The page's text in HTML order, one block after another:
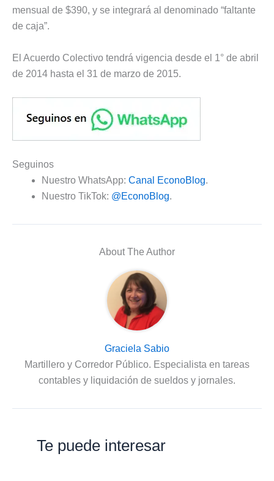
mensual de $390, y se integrará al denominado “faltante
de caja”.
El Acuerdo Colectivo tendrá vigencia desde el 1° de abril
de 2014 hasta el 31 de marzo de 2015.
Seguinos
Nuestro WhatsApp: Canal EconoBlog.
Nuestro TikTok: @EconoBlog.
About The Author
Graciela Sabio
Martillero y Corredor Público. Especialista en tareas
contables y liquidación de sueldos y jornales.
Te puede interesar